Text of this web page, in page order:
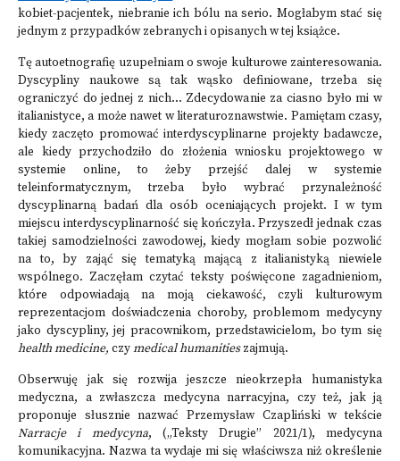
kobiet-pacjentek, niebranie ich bólu na serio. Mogłabym stać się
jednym z przypadków zebranych i opisanych w tej książce.
Tę autoetnografię uzupełniam o swoje kulturowe zainteresowania.
Dyscypliny naukowe są tak wąsko definiowane, trzeba się
ograniczyć do jednej z nich... Zdecydowanie za ciasno było mi w
italianistyce, a może nawet w literaturoznawstwie. Pamiętam czasy,
kiedy zaczęto promować interdyscyplinarne projekty badawcze,
ale kiedy przychodziło do złożenia wniosku projektowego w
systemie online, to żeby przejść dalej w systemie
teleinformatycznym, trzeba było wybrać przynależność
dyscyplinarną badań dla osób oceniających projekt. I w tym
miejscu interdyscyplinarność się kończyła. Przyszedł jednak czas
takiej samodzielności zawodowej, kiedy mogłam sobie pozwolić
na to, by zająć się tematyką mającą z italianistyką niewiele
wspólnego. Zaczęłam czytać teksty poświęcone zagadnieniom,
które odpowiadają na moją ciekawość, czyli kulturowym
reprezentacjom doświadczenia choroby, problemom medycyny
jako dyscypliny, jej pracownikom, przedstawicielom, bo tym się
health medicine, czymedical humanitieszajmują.
Obserwuję jak się rozwija jeszcze nieokrzepła humanistyka
medyczna, a zwłaszcza medycyna narracyjna, czy też, jak ją
proponuje słusznie nazwać Przemysław Czapliński w tekście
Narracje i medycyna, („Teksty Drugie” 2021/1), medycyna
komunikacyjna. Nazwa ta wydaje mi się właściwsza niż określenie